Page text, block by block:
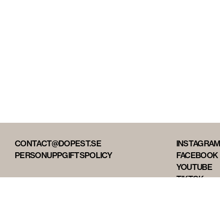
CONTACT@DOPEST.SE
PERSONUPPGIFTSPOLICY
INSTAGRAM
FACEBOOK
YOUTUBE
TIKTOK